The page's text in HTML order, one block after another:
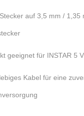
auf 3,5 mm / 1,35
geeignet für INSTAR 5
Kabel für eine